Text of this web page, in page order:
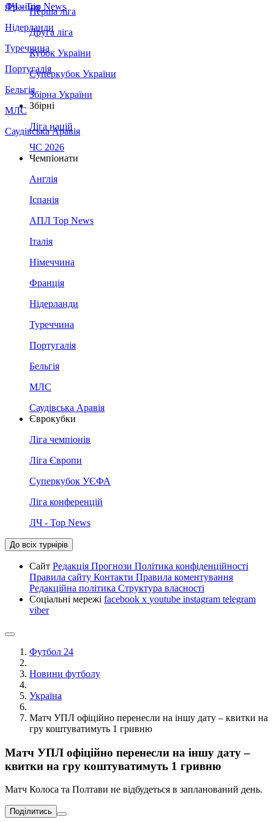
Франція
Нідерланди
Туреччина
Португалія
Бельгія
МЛС
Саудівська Аравія
ЛЧ - Top News
Перша ліга
Друга ліга
Кубок України
Суперкубок України
Збірна України
Збірні
Ліга націй
ЧС 2026
Чемпіонати
Англія
Іспанія
АПЛ Top News
Італія
Німеччина
Франція
Нідерланди
Туреччина
Португалія
Бельгія
МЛС
Саудівська Аравія
Єврокубки
Ліга чемпіонів
Ліга Європи
Суперкубок УЄФА
Ліга конференцій
ЛЧ - Top News
До всіх турнірів
Сайт Редакція Прогнози Політика конфіденційності
Правила сайту Контакти Правила коментування
Редакційна політика Структура власності
Соціальні мережі facebook x youtube instagram telegram
viber
Футбол 24
Новини футболу
Україна
Матч УПЛ офіційно перенесли на іншу дату – квитки на
гру коштуватимуть 1 гривню
Матч УПЛ офіційно перенесли на іншу дату –
квитки на гру коштуватимуть 1 гривню
Матч Колоса та Полтави не відбудеться в запланований день.
Поділитись